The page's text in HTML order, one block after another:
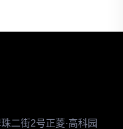
二街2号正菱·高科园